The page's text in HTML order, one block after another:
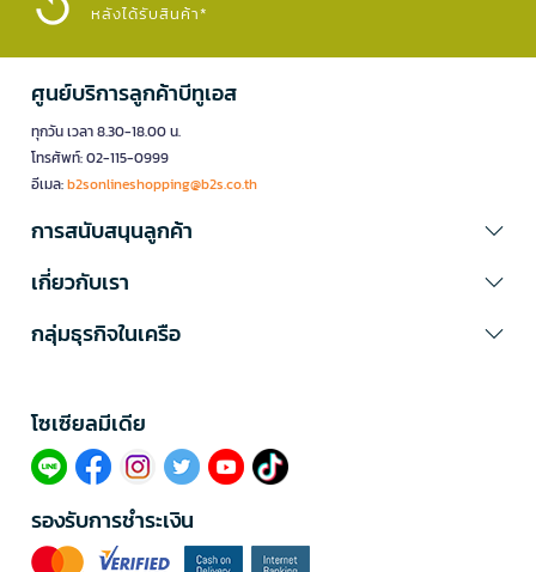
หลังได้รับสินค้า*
ศูนย์บริการลูกค้าบีทูเอส
ทุกวัน เวลา 8.30-18.00 น.
โทรศัพท์: 02-115-0999
อีเมล:b2sonlineshopping@b2s.co.th
การสนับสนุนลูกค้า
เกี่ยวกับเรา
กลุ่มธุรกิจในเครือ
โซเซียลมีเดีย​
รองรับการชำระเงิน